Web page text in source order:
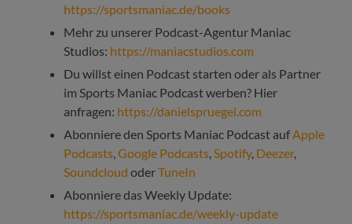
https://sportsmaniac.de/books
Mehr zu unserer Podcast-Agentur Maniac
Studios: https://maniacstudios.com
Du willst einen Podcast starten oder als Partner
im Sports Maniac Podcast werben? Hier
anfragen: https://danielspruegel.com
Abonniere den Sports Maniac Podcast auf Apple
Podcasts ,Google Podcasts Spotify, Deezer,
Soundcloud oderTuneIn
Abonniere das Weekly Update:
https://sportsmaniac.de/weekly-update